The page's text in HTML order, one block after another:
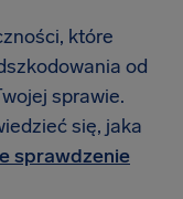
które
od
sprawie.
się, jaka
sprawdzenie